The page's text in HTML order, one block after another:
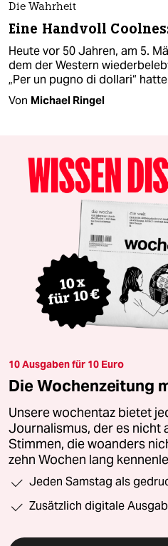
Die Wahrheit
Eine Handvoll
Heute vor 50 Jahren, am 5.
dem der Western
„Per un pugno di dollari“
Von Michael Ringel
10 Ausgaben für 10 Euro
Die Wochenzeitung
Unsere wochentaz bietet
Journalismus, der es nicht
Stimmen, die woanders
zehn Wochen lang
Jeden Samstag als
Zusätzlich digitale